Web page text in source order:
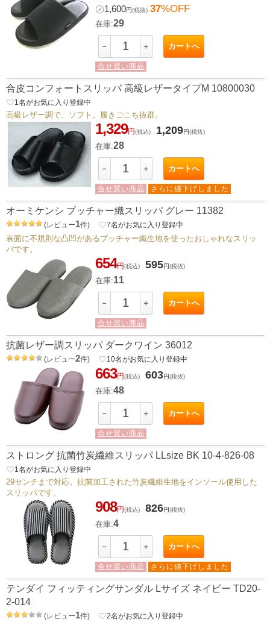
㋱1,600円(税抜) 37%OFF
在庫:29
－ ＋ カートへ
合せ買い商品
合皮コンフォートスリッパ 高級レザータイプM 10800030
favorite_border1 名がお気に入り登録中
高級レザー調で、ソフト。履きごこち抜群。
1,329円(税込) 1,209円(税抜)
在庫:28
－ ＋ カートへ
合せ買い商品 さらに値下げしました
オーミケンシ ブッチャー織スリッパ グレー 11382
(レビュー1件) favorite_border7名がお気に入り登録中
表面に不規則な凸凹があるブッチャー織生地を使ったおしゃれなスリッ
パです。
654円(税込) 595円(税抜)
在庫:11
－ ＋ カートへ
合せ買い商品
抗菌レザー調スリッパ ダークワイン 36012
(レビュー2件) favorite_border10名がお気に入り登録中
663円(税込) 603円(税抜)
在庫:48
－ ＋ カートへ
合せ買い商品
ストロング 抗菌竹炭繊維スリッパ LLsize BK 10-4-826-08
favorite_border1 名がお気に入り登録中
29センチまで対応。抗菌加工された竹炭繊維生地をインソール使用した
スリッパです。
908円(税込) 826円(税抜)
在庫:4
－ ＋ カートへ
合せ買い商品 さらに値下げしました
テンダイ フィッティングサンダル Lサイズ ネイビー TD20-
2-014
(レビュー1件) favorite_border2名がお気に入り登録中